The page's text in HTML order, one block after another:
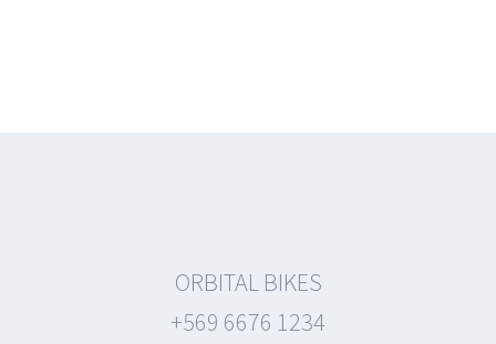
ORBITAL BIKES
+569 6676 1234